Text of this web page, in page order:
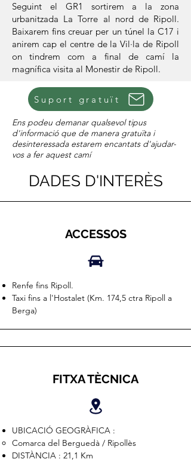
Seguint el GR1 sortirem a la zona
urbanitzada La Torre al nord de Ripoll.
Baixarem fins creuar per un túnel la C17 i
anirem cap el centre de la Vil·la de Ripoll
on tindrem com a final de camí la
magnífica visita al Monestir de Ripoll.
Suport gratuït
Ens podeu demanar qualsevol tipus
d'informació que de manera gratuïta i
desinteressada estarem encantats d'ajudar-
vos a fer aquest camí
DADES D'INTERÈS
ACCESSOS
Renfe fins Ripoll.
Taxi fins a l'Hostalet (Km. 174,5 ctra Ripoll a
Berga)
FITXA TÈCNICA
UBICACIÓ GEOGRÀFICA :
Comarca del Berguedà / Ripollès
DISTÀNCIA : 21,1 Km